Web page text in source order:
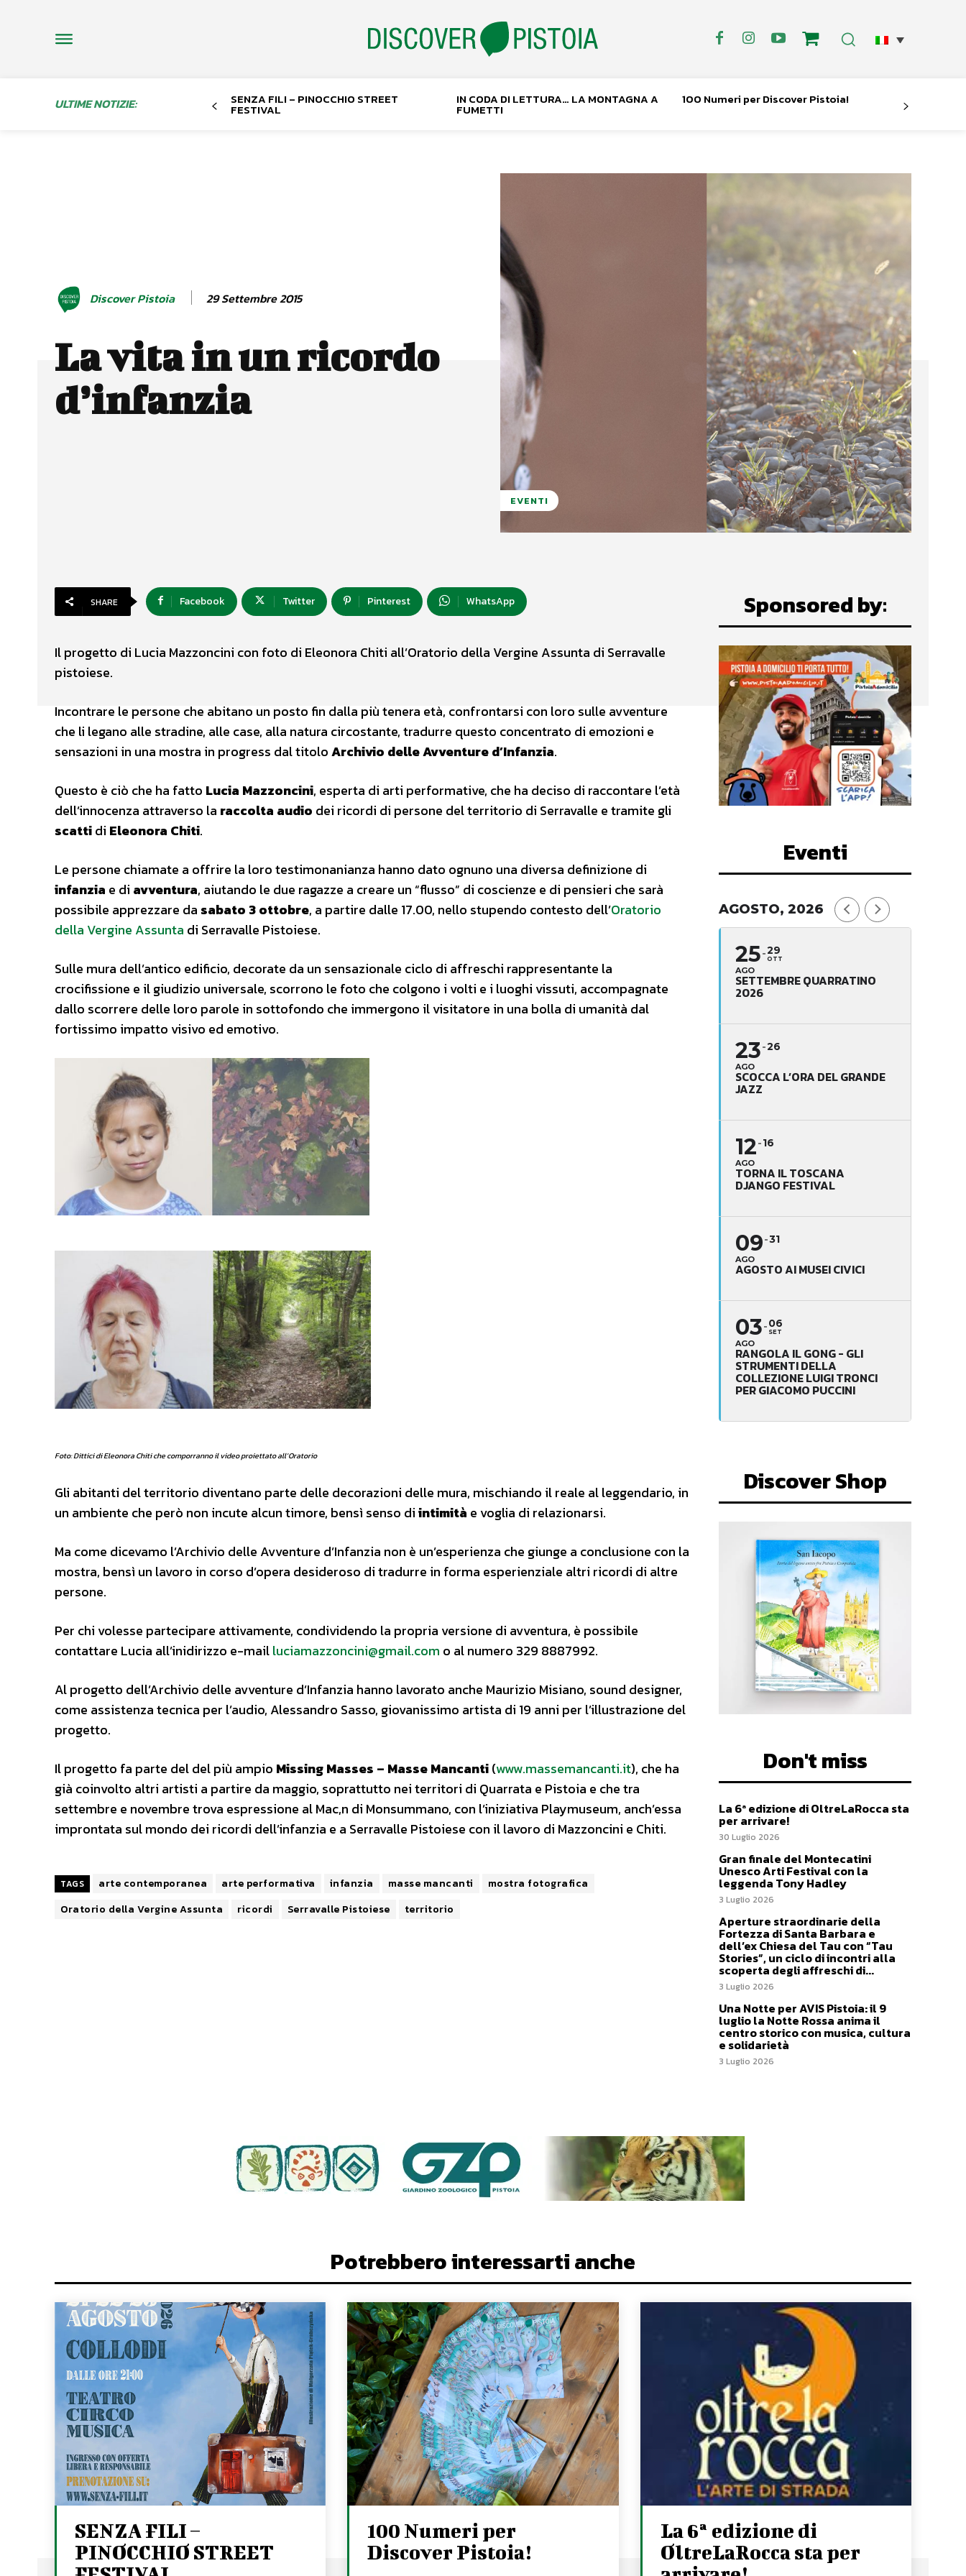
ULTIME NOTIZIE: SENZA FILI – PINOCCHIO STREET
FESTIVAL
IN CODA DI LETTURA… LA MONTAGNA A
FUMETTI
100 Numeri per Discover Pistoia!
Discover Pistoia 29 Settembre 2015
La vita in un ricordo
d’infanzia
EVENTI
SHARE Facebook Twitter Pinterest WhatsApp
Il progetto di Lucia Mazzoncini con foto di Eleonora Chiti all’Oratorio della Vergine Assunta di Serravalle
pistoiese.
Incontrare le persone che abitano un posto fin dalla più tenera età, confrontarsi con loro sulle avventure
che li legano alle stradine, alle case, alla natura circostante, tradurre questo concentrato di emozioni e
sensazioni in una mostra in progress dal titoloArchivio delle Avventure d’Infanzia.
Questo è ciò che ha fatto Lucia Mazzoncini, esperta di arti performative, che ha deciso di raccontare l’età
dell’innocenza attraverso la raccolta audio dei ricordi di persone del territorio di Serravalle e tramite gli
scattidi Eleonora Chiti.
Le persone chiamate a offrire la loro testimonanianza hanno dato ognuno una diversa definizione di
infanzia e di avventura, aiutando le due ragazze a creare un “flusso” di coscienze e di pensieri che sarà
possibile apprezzare da sabato 3 ottobre, a partire dalle 17.00, nello stupendo contesto dell’Oratorio
della Vergine Assunta di Serravalle Pistoiese.
Sulle mura dell’antico edificio, decorate da un sensazionale ciclo di affreschi rappresentante la
crocifissione e il giudizio universale, scorrono le foto che colgono i volti e i luoghi vissuti, accompagnate
dallo scorrere delle loro parole in sottofondo che immergono il visitatore in una bolla di umanità dal
fortissimo impatto visivo ed emotivo.
Foto: Dittici di Eleonora Chiti che comporranno il video proiettato all’Oratorio
Gli abitanti del territorio diventano parte delle decorazioni delle mura, mischiando il reale al leggendario, in
un ambiente che però non incute alcun timore, bensì senso diintimità e voglia di relazionarsi.
Ma come dicevamo l’Archivio delle Avventure d’Infanzia non è un’esperienza che giunge a conclusione con la
mostra, bensì un lavoro in corso d’opera desideroso di tradurre in forma esperienziale altri ricordi di altre
persone.
Per chi volesse partecipare attivamente, condividendo la propria versione di avventura, è possibile
contattare Lucia all’inidirizzo e-mailluciamazzoncini@gmail.com o al numero 329 8887992.
Al progetto dell’Archivio delle avventure d’Infanzia hanno lavorato anche Maurizio Misiano, sound designer,
come assistenza tecnica per l’audio, Alessandro Sasso, giovanissimo artista di 19 anni per l’illustrazione del
progetto.
Il progetto fa parte del del più ampio Missing Masses – Masse Mancanti(www.massemancanti.it), che ha
già coinvolto altri artisti a partire da maggio, soprattutto nei territori di Quarrata e Pistoia e che tra
settembre e novembre trova espressione al Mac,n di Monsummano, con l’iniziativa Playmuseum, anch’essa
improntata sul mondo dei ricordi dell’infanzia e a Serravalle Pistoiese con il lavoro di Mazzoncini e Chiti.
TAGS arte contemporanea arte performativa infanzia masse mancanti
mostra fotografica
Oratorio della Vergine Assunta
ricordi Serravalle Pistoiese territorio
Sponsored by:
Eventi
AGOSTO, 2026
25
AGO
29
OTT
SETTEMBRE QUARRATINO
2026
23
AGO
26
SCOCCA L’ORA DEL GRANDE
JAZZ
12
AGO
16
TORNA IL TOSCANA
DJANGO FESTIVAL
09
AGO
31
AGOSTO AI MUSEI CIVICI
03
AGO
06
SET
RANGOLA IL GONG - GLI
STRUMENTI DELLA
COLLEZIONE LUIGI TRONCI
PER GIACOMO PUCCINI
Discover Shop
Don't miss
La 6ª edizione di OltreLaRocca sta
per arrivare!
30 Luglio 2026
Gran finale del Montecatini
Unesco Arti Festival con la
leggenda Tony Hadley
3 Luglio 2026
Aperture straordinarie della
Fortezza di Santa Barbara e
dell’ex Chiesa del Tau con “Tau
Stories”, un ciclo di incontri alla
scoperta degli affreschi di...
3 Luglio 2026
Una Notte per AVIS Pistoia: il 9
luglio la Notte Rossa anima il
centro storico con musica, cultura
e solidarietà
3 Luglio 2026
Potrebbero interessarti anche
SENZA FILI –
PINOCCHIO STREET
100 Numeri per
Discover Pistoia!
La 6ª edizione di
OltreLaRocca sta per